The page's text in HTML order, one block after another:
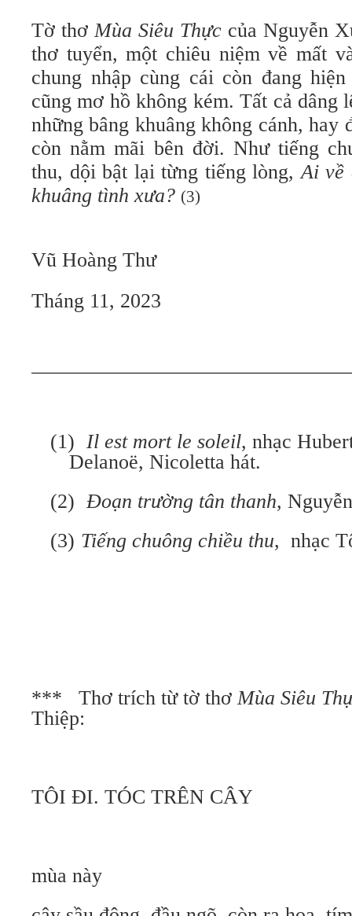
Tờ thơMùa Siêu Thực của Nguyễn
thơ tuyển, một chiêu niệm về mất
chung nhập cùng cái còn đang
cũng mơ hồ không kém. Tất cả dâng
những bâng khuâng không cánh, hay
còn nằm mãi bên đời. Như tiếng
thu, dội bật lại từng tiếng lòng,Ai về
khuâng tình xưa? (3)
Vũ Hoàng Thư
Tháng 11, 2023
(1) Il est mort le soleil, nhạc
Delanoë, Nicoletta hát.
(2) Đoạn trường tân thanh,
(3) Tiếng chuông chiều thu, nhạc
*** Thơ trích từ tờ thơ Mùa Siêu
Thiệp:
TÔI ĐI. TÓC TRÊN CÂY
mùa này